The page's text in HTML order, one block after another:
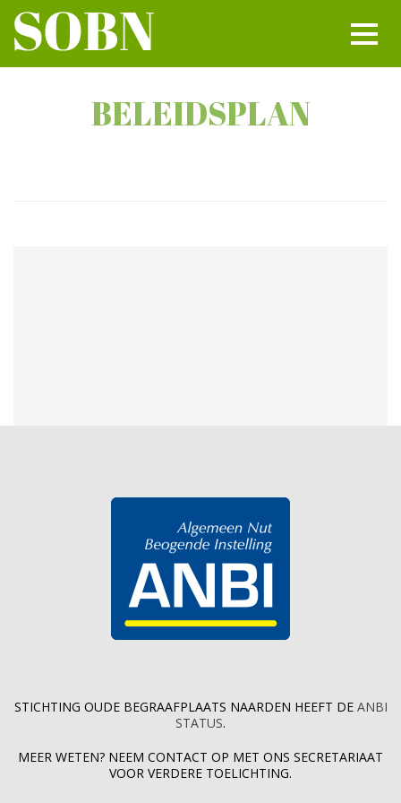
BELEIDSPLAN
STICHTING OUDE BEGRAAFPLAATS NAARDEN HEEFT DE ANBI
STATUS.
MEER WETEN? NEEM CONTACT OP MET ONS SECRETARIAAT
VOOR VERDERE TOELICHTING.